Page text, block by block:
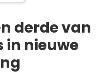
derde van
in nieuwe